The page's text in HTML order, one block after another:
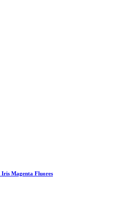
Magenta Fluores